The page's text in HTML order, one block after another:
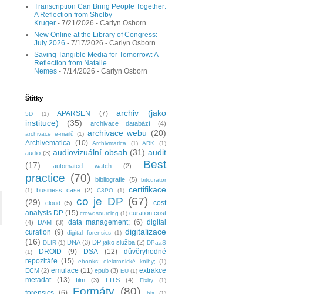
Transcription Can Bring People Together:
A Reflection from Shelby
Kruger - 7/21/2026 - Carlyn Osborn
New Online at the Library of Congress:
July 2026 - 7/17/2026 - Carlyn Osborn
Saving Tangible Media for Tomorrow: A
Reflection from Natalie
Nemes - 7/14/2026 - Carlyn Osborn
Štítky
5D (1) APARSEN (7)
archiv (jako
instituce)
(35) archivace databází (4)
archivace e-mailů (1) archivace webu (20)
Archivematica (10) Archivmatica (1) ARK (1)
audio (3) audiovizuální obsah (31) audit
(17)
automated watch (2)
Best
practice (70) bibliografie (5)
bitcurator
(1)
business case (2) C3PO (1)
certifikace
(29)
cloud (5) co je DP (67)
cost
analysis DP (15) crowdsourcing (1) curation cost
(4)
DAM (3) data management; (6) digital
curation (9) digital forensics (1) digitalizace
(16) DLIR (1) DNA (3) DP jako služba (2) DPaaS
(1)
DROID (9) DSA (12)
důvěryhodné
repozitáře (15) ebooks; elektronické knihy; (1)
ECM (2) emulace (11) epub (3) EU (1) extrakce
metadat
(13) film (3) FITS (4) Fixity (1)